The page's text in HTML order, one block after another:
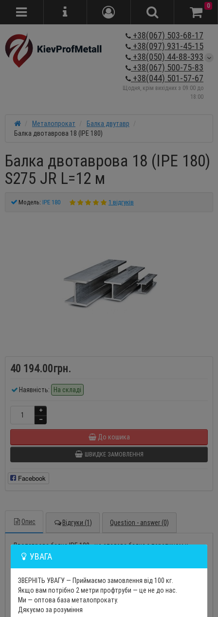
+38(067) 503-68-17
+38(097) 931-45-15
+38(050) 44-88-393
+38(067) 500-75-83
+38(044) 501-57-67
Щодня, крім вихідних з 09:00 до
18:00
0
Металопрокат
Балка двутавр
Балка двотаврова 18 (IPE 180)
Балка двотаврова 18 (IPE 180)
S275 JR L=12 м
Модель: IPE 180 1 відгуків
40 194.00грн.
Наявність: На складі
До кошика
ШВИДКЕ ЗАМОВЛЕННЯ
Facebook
Опис Відгуки (1) Question - answer (0)
Двотаврова балка IPE 180 - це сталева балка з перетином у
формі літери Н. Вона виготовляється з гарячекатаної сталі і має
металоконструкцій. Вона також використовується в
мостобудуванні, машинобудуванні та інших галузях
промисловості.
Балка IPE 180 має низку переваг перед іншими типами
УВАГА
ЗВЕРНІТЬ УВАГУ — Приймаємо замовлення від 100 кг.
Якщо вам потрібно 2 метри профтруби — це не до нас.
Ми — оптова база металопрокату.
Дякуємо за розуміння